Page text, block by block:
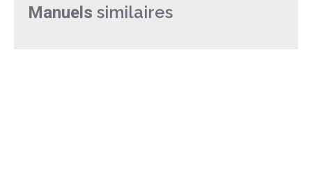
Manuels similaires